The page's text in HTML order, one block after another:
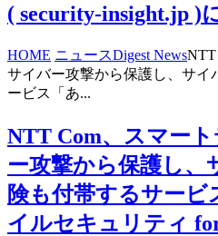
( security-insight.jp )
HOME ニュースDigest NewsNTT
サイバー攻撃から保護し、サイ
ービス「あ...
NTT Com、スマー
ー攻撃から保護し、
険も付帯するサー
イルセキュリティ